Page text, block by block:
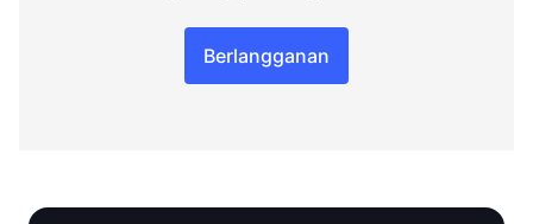
Berlangganan